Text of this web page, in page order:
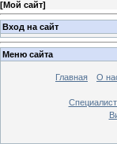
[Мой сайт]
Вход на сайт
Меню сайта
Главная О